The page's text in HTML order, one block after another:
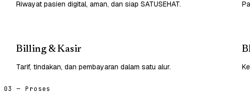
Riwayat pasien digital, aman, dan siap SATUSEHAT.
Billing & Kasir
Tarif, tindakan, dan pembayaran dalam satu alur.
03 — Proses